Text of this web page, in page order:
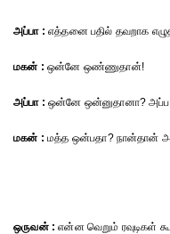
அப்பா : எத்தனை பதில் தவறாக
மகன் : ஒன்னே ஒண்ணுதான்!
அப்பா : ஒன்னே ஒன்னுதானா? அப்ப
மகன் : மத்த ஒன்பதா? நான்தான்
ஒருவன் : என்ன வெறும் ரவுடிகள்